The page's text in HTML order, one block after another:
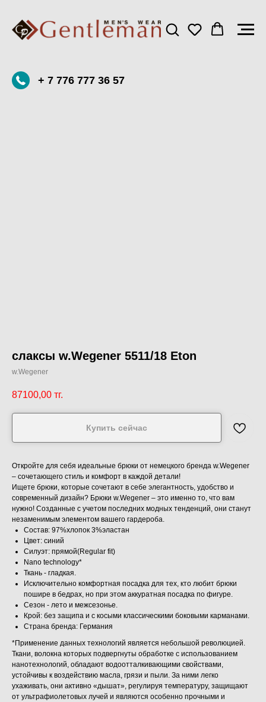
+ 7 776 777 36 57
слаксы w.Wegener 5511/18 Eton
w.Wegener
87100,00 тг.
Купить сейчас
Откройте для себя идеальные брюки от немецкого бренда w.Wegener
– сочетающего стиль и комфорт в каждой детали!
Ищете брюки, которые сочетают в себе элегантность, удобство и
современный дизайн? Брюки w.Wegener – это именно то, что вам
нужно! Созданные с учетом последних модных тенденций, они станут
незаменимым элементом вашего гардероба.
Состав: 97%хлопок 3%эластан
Цвет: синий
Силуэт: прямой(Regular fit)
Nano technology*
Ткань - гладкая.
Исключительно комфортная посадка для тех, кто любит брюки
пошире в бедрах, но при этом аккуратная посадка по фигуре.
Сезон - лето и межсезонье.
Крой: без защипа и с косыми классическими боковыми карманами.
Страна бренда: Германия
*Применение данных технологий является небольшой революцией.
Ткани, волокна которых подвергнуты обработке с использованием
нанотехнологий, обладают водоотталкивающими свойствами,
устойчивы к воздействию масла, грязи и пыли. За ними легко
ухаживать, они активно «дышат», регулируя температуру, защищают
от ультрафиолетовых лучей и являются особенно прочными и